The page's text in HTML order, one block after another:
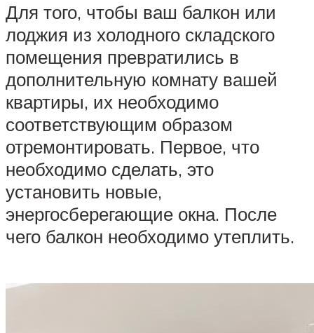
Для того, чтобы ваш балкон или
лоджия из холодного складского
помещения превратились в
дополнительную комнату вашей
квартиры, их необходимо
соответствующим образом
отремонтировать. Первое, что
необходимо сделать, это
установить новые,
энергосберегающие окна. После
чего балкон необходимо утеплить.